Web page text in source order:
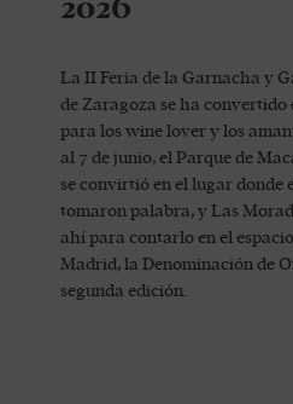
2026
La II Feria de la Garnacha y
de Zaragoza se ha
para los wine lover y los
al 7 de junio, el Parque de
se convirtió en el lugar
tomaron palabra, y Las
ahí para contarlo en el
Madrid, la Denominación de
segunda edición.